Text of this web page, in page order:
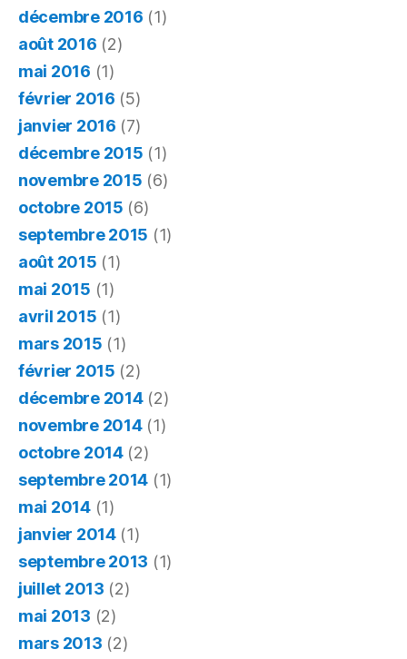
décembre 2016 (1)
août 2016 (2)
mai 2016 (1)
février 2016 (5)
janvier 2016 (7)
décembre 2015 (1)
novembre 2015 (6)
octobre 2015 (6)
septembre 2015 (1)
août 2015 (1)
mai 2015 (1)
avril 2015 (1)
mars 2015 (1)
février 2015 (2)
décembre 2014(2)
novembre 2014(1)
octobre 2014(2)
septembre 2014 (1)
mai 2014(1)
janvier 2014(1)
septembre 2013 (1)
juillet 2013 (2)
mai 2013 (2)
mars 2013 (2)